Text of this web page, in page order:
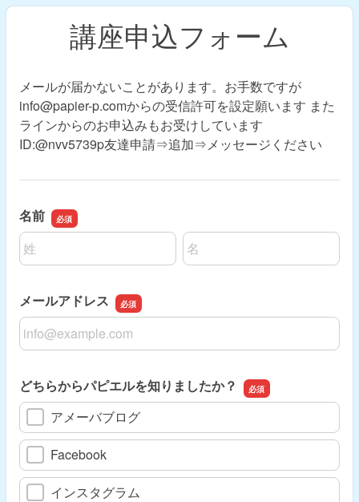
講座申込フォーム
メールが届かないことがあります。お手数ですが
info@papier-p.comからの受信許可を設定願います また
ラインからのお申込みもお受けしています
ID:@nvv5739p友達申請⇒追加⇒メッセージください
名前
名前の姓
名前の名
メールアドレス
メールアドレス
どちらからパピエルを知りましたか？
アメーバブログ
Facebook
インスタグラム